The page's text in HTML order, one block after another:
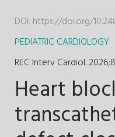
DOI: https://doi.org/
PEDIATRIC CARDIOLOGY
REC Interv Cardiol. 2026;8
Heart